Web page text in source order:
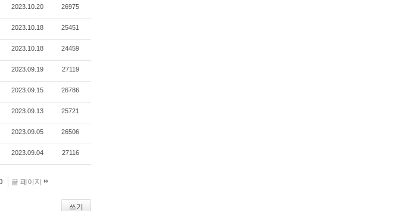
2023.10.20 26975
2023.10.18 25451
2023.10.18 24459
2023.09.19 27119
2023.09.15 26786
2023.09.13 25721
2023.09.05 26506
2023.09.04 27116
끝 페이지
쓰기